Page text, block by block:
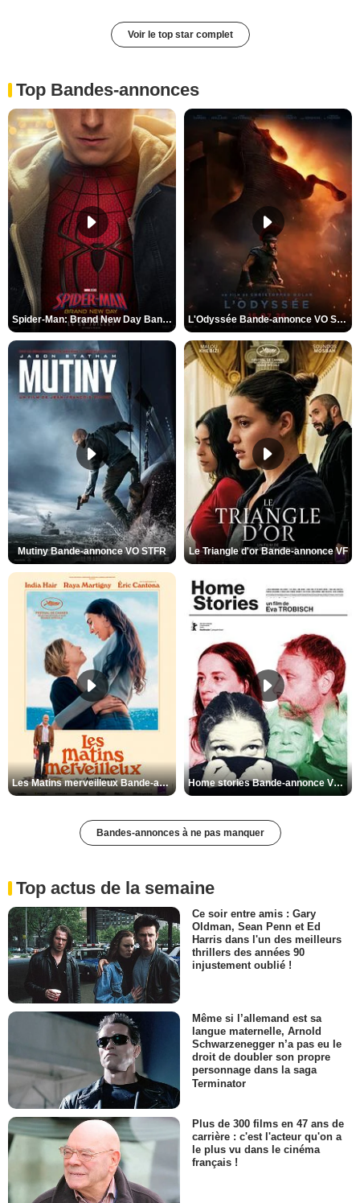
Voir le top star complet
Top Bandes-annonces
Spider-Man: Brand New Day Bande-annonce VO STFR L'Odyssée Bande-annonce VO STFR
Mutiny Bande-annonce VO STFR Le Triangle d'or Bande-annonce VF
Les Matins merveilleux Bande-annonce VF Home stories Bande-annonce VO STFR
Bandes-annonces à ne pas manquer
Top actus de la semaine
Ce soir entre amis : Gary
Oldman, Sean Penn et Ed
Harris dans l'un des meilleurs
thrillers des années 90
injustement oublié !
Même si l’allemand est sa
langue maternelle, Arnold
Schwarzenegger n’a pas eu le
droit de doubler son propre
personnage dans la saga
Terminator
Plus de 300 films en 47 ans de
carrière : c'est l'acteur qu'on a
le plus vu dans le cinéma
français !